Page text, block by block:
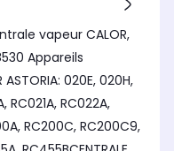
vapeur CALOR,
Appareils
020E, 020H,
RC021A, RC022A,
RC200C, RC200C9,